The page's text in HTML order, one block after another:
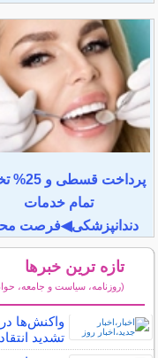
پرداخت
تمام خدمات
دندانپزشکی◀فرصت
تازه ترین خبرها
(روزنامه، سیاست و جامعه،
واکنش‌ها در
تشدید